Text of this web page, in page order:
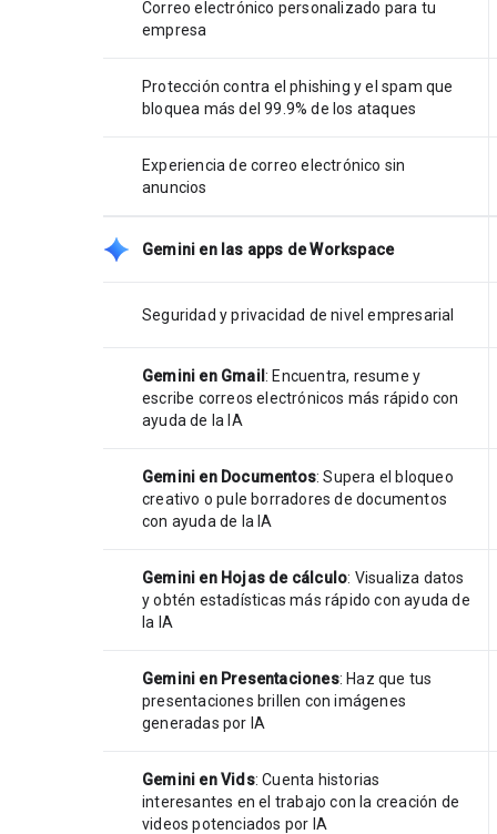
Correo electrónico personalizado para tu
empresa
Protección contra el phishing y el spam que
bloquea más del 99.9% de los ataques
Experiencia de correo electrónico sin
anuncios
Gemini en las apps de Workspace
Seguridad y privacidad de nivel empresarial
Gemini en Gmail : Encuentra, resume y
escribe correos electrónicos más rápido con
ayuda de la IA
Gemini en Documentos: Supera el bloqueo
creativo o pule borradores de documentos
con ayuda de la IA
Gemini en Hojas de cálculo: Visualiza datos
y obtén estadísticas más rápido con ayuda de
la IA
Gemini en Presentaciones: Haz que tus
presentaciones brillen con imágenes
generadas por IA
Gemini en Vids: Cuenta historias
interesantes en el trabajo con la creación de
videos potenciados por IA